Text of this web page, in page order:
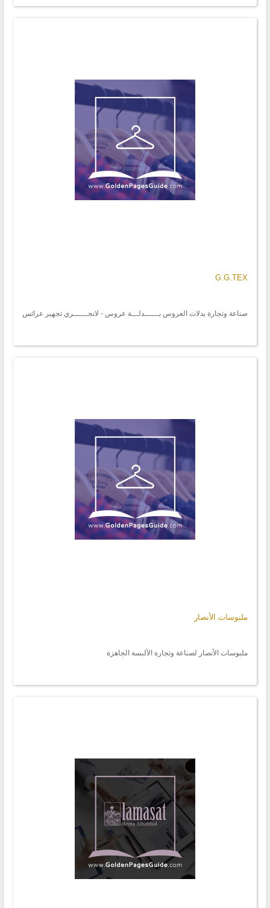
G.G.TEX
صناعة وتجارة بدلات العروس بــــــدلـــة عروس - لانجــــــري تجهير عرائس
ملبوسات الأنصار
ملبوسات الأنصار لصناعة وتجارة الألبسة الجاهزة